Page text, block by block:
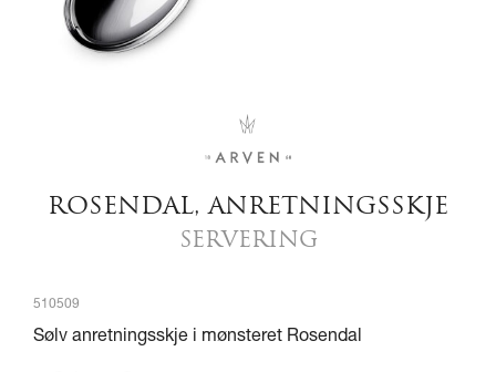
ROSENDAL, ANRETNINGSSKJE
SERVERING
510509
Sølv anretningsskje i mønsteret Rosendal